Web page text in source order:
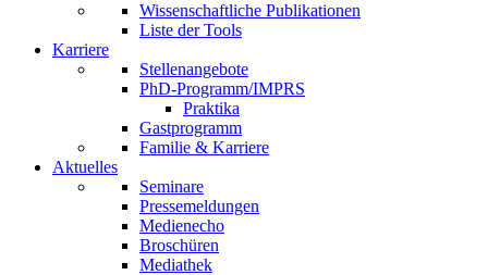
Wissenschaftliche Publikationen
Liste der Tools
Karriere
Stellenangebote
PhD-Programm/IMPRS
Praktika
Gastprogramm
Familie & Karriere
Aktuelles
Seminare
Pressemeldungen
Medienecho
Broschüren
Mediathek